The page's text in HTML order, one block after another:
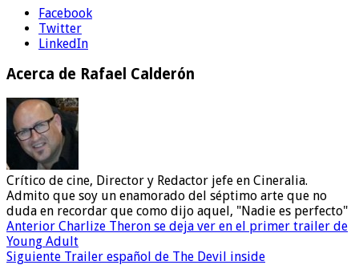
Facebook
Twitter
LinkedIn
Acerca de Rafael Calderón
Crítico de cine, Director y Redactor jefe en Cineralia.
Admito que soy un enamorado del séptimo arte que no
duda en recordar que como dijo aquel, "Nadie es perfecto"
Anterior Charlize Theron se deja ver en el primer trailer de
Young Adult
Siguiente Trailer español de The Devil inside